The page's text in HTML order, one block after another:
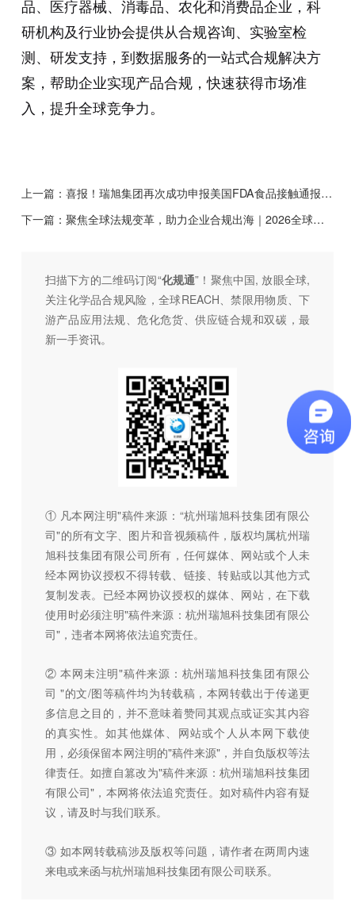
品、医疗器械、消毒品、农化和消费品企业，科
研机构及行业协会提供从合规咨询、实验室检
测、研发支持，到数据服务的一站式合规解决方
案，帮助企业实现产品合规，快速获得市场准
入，提升全球竞争力。
上一篇： 喜报！瑞旭集团再次成功申报美国FDA食品接触通报(FCN)
下一篇： 聚焦全球法规变革，助力企业合规出海｜2026全球化学品市场准入巡回研讨会天津站圆满收官
扫描下方的二维码订阅“化规通”！聚焦中国, 放眼全球,
关注化学品合规风险，全球REACH、禁限用物质、下
游产品应用法规、危化危货、供应链合规和双碳，最
新一手资讯。
① 凡本网注明"稿件来源：“杭州瑞旭科技集团有限公
司"的所有文字、图片和音视频稿件，版权均属杭州瑞
旭科技集团有限公司所有，任何媒体、网站或个人未
经本网协议授权不得转载、链接、转贴或以其他方式
复制发表。已经本网协议授权的媒体、网站，在下载
使用时必须注明"稿件来源：杭州瑞旭科技集团有限公
司"，违者本网将依法追究责任。
② 本网未注明"稿件来源：杭州瑞旭科技集团有限公
司 "的文/图等稿件均为转载稿，本网转载出于传递更
多信息之目的，并不意味着赞同其观点或证实其内容
的真实性。如其他媒体、网站或个人从本网下载使
用，必须保留本网注明的"稿件来源"，并自负版权等法
律责任。如擅自篡改为"稿件来源：杭州瑞旭科技集团
有限公司"，本网将依法追究责任。如对稿件内容有疑
议，请及时与我们联系。
③ 如本网转载稿涉及版权等问题，请作者在两周内速
来电或来函与杭州瑞旭科技集团有限公司联系。